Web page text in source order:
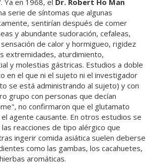
serie de síntomas que algunas
sentirían después de comer
y abundante sudoración, cefaleas,
de calor y hormigueo, rigidez
extremidades, aturdimiento,
y molestias gástricas. Estudios a doble
en el que ni el sujeto ni el investigador
se está administrando al sujeto) y con
grupo con personas que decían
no confirmaron que el glutamato
agente causante. En otros estudios se
reacciones de tipo alérgico que
ingerir comida asiática suelen deberse
como las gambas, los cacahuetes,
aromáticas.